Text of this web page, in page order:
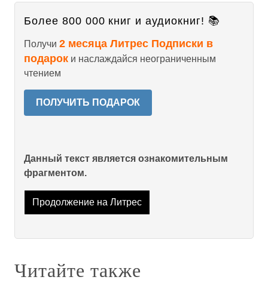
Более 800 000 книг и аудиокниг! 📚
Получи 2 месяца Литрес Подписки в
подарок и наслаждайся неограниченным
чтением
ПОЛУЧИТЬ ПОДАРОК
Данный текст является ознакомительным
фрагментом.
Продолжение на Литрес
Читайте также